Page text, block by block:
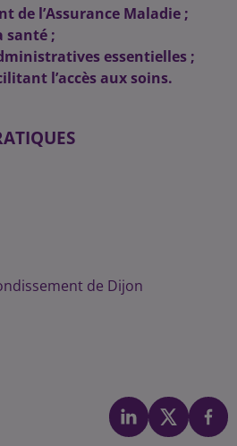
de l’Assurance Maladie ;
santé ;
essentielles ;
l’accès aux soins.
de Dijon